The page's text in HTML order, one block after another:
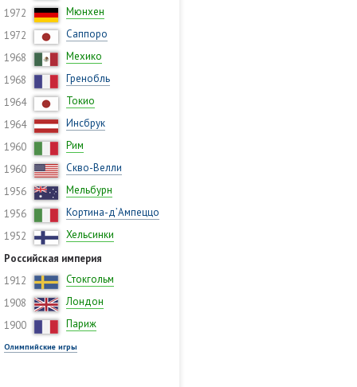
1972
Мюнхен
1972
Саппоро
1968
Мехико
1968
Гренобль
1964
Токио
1964
Инсбрук
1960
Рим
1960
Скво-Велли
1956
Мельбурн
1956
Кортина-д’Ампеццо
1952
Хельсинки
Российская империя
1912
Стокгольм
1908
Лондон
1900
Париж
Олимпийские игры